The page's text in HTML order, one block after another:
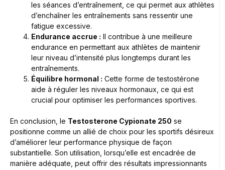
les séances d’entraînement, ce qui permet aux athlètes
d’enchaîner les entraînements sans ressentir une
fatigue excessive.
Endurance accrue : Il contribue à une meilleure
endurance en permettant aux athlètes de maintenir
leur niveau d’intensité plus longtemps durant les
entraînements.
Équilibre hormonal : Cette forme de testostérone
aide à réguler les niveaux hormonaux, ce qui est
crucial pour optimiser les performances sportives.
En conclusion, le Testosterone Cypionate 250 se
positionne comme un allié de choix pour les sportifs désireux
d’améliorer leur performance physique de façon
substantielle. Son utilisation, lorsqu’elle est encadrée de
manière adéquate, peut offrir des résultats impressionnants